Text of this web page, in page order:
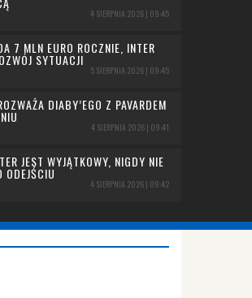
4 SIERPNIA 2026 | 09:45
7 MLN EURO ROCZNIE, INTER
SYTUACJI
5 SIERPNIA 2026 | 09:45
DIABY’EGO Z PAVARDEM
4 SIERPNIA 2026 | 09:41
JEST WYJĄTKOWY, NIGDY NIE
ODEJŚCIU
4 SIERPNIA 2026 | 09:42